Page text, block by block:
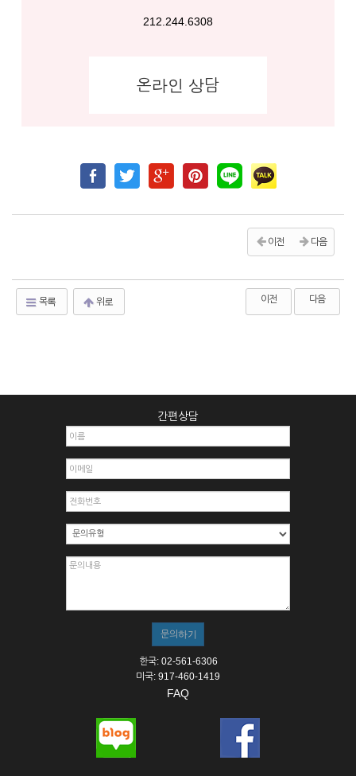
212.244.6308
온라인 상담
이전 다음
목록 위로 이전 다음
간편상담
한국: 02-561-6306
미국: 917-460-1419
FAQ